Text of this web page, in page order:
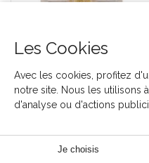
De doré n°2 - 16,5 mm x1
70 91208
Les Cookies
Avec les cookies, profitez
notre site. Nous les utilisons
d'analyse ou d'actions
Je choisis